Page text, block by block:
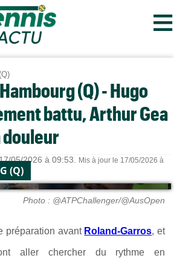
≡
(Q) - Hugo
battu, Arthur Gea
douleur
05/2026 à 09:53.
Mis à jour le 17/05/2026 à
(Q)
Photo : @ATPChallenger/@AusOpen
préparation avant Roland-Garros, et
aller chercher du rythme en